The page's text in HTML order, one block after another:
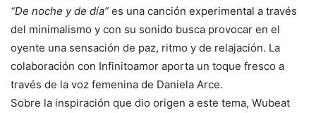
“De noche y de día” es una canción experimental a través
del minimalismo y con su sonido busca provocar en el
oyente una sensación de paz, ritmo y de relajación. La
colaboración con Infinitoamor aporta un toque fresco a
través de la voz femenina de Daniela Arce.
Sobre la inspiración que dio origen a este tema, Wubeat